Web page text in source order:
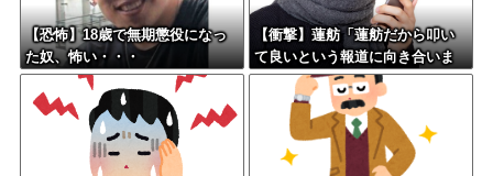
【恐怖】18歳で無期懲役になっ
た奴、怖い・・・
【衝撃】蓮舫「蓮舫だから叩い
て良いという報道に向き合いま
す！」X民「高市だから叩いて良
いをやってるのがお前だろ」←
これ…w w